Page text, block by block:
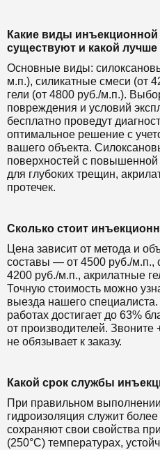
Какие виды инъекционной
существуют и какой
Основные виды:
м.п.), силикатные смеси (от
гели (от 4800 руб./м.п.).
повреждения и условий
бесплатно проведут
оптимальное решение с
вашего объекта.
поверхностей с
для глубоких трещин,
протечек.
Сколько стоит
Цена зависит от метода и
составы — от 4500 руб./м.п.,
4200 руб./м.п., акрилатные
Точную стоимость можно
выезда нашего
работах достигает до 63%
от производителей.
не обязывает к заказу.
Какой срок службы
При правильном
гидроизоляция служит
сохраняют свои свойства
(250°C) температурах,